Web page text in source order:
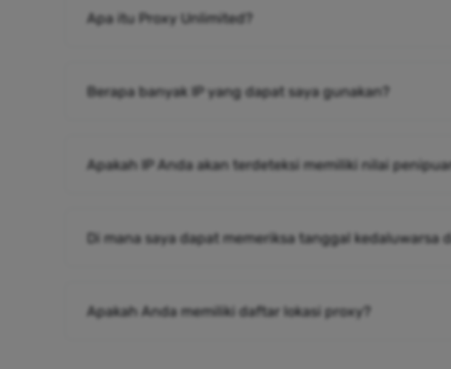
Apa itu Proxy Unlimited?
Berapa banyak IP yang dapat saya gunakan?
Apakah IP Anda akan terdeteksi memiliki nilai
Di mana saya dapat memeriksa tanggal kedaluwarsa
Apakah Anda memiliki daftar lokasi proxy?